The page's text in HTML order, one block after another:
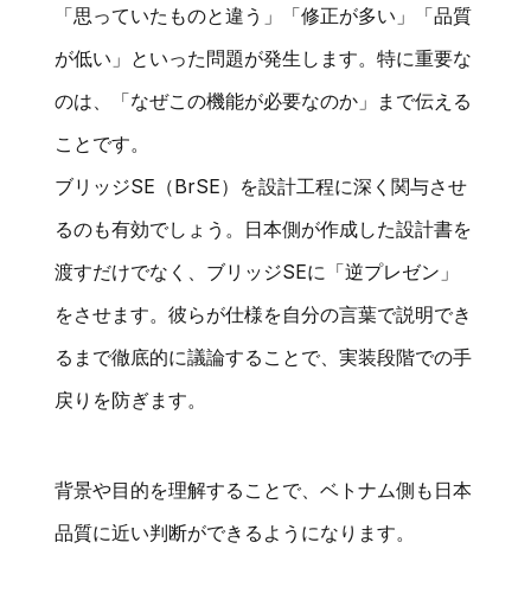
「思っていたものと違う」「修正が多い」「品質
が低い」といった問題が発生します。特に重要な
のは、「なぜこの機能が必要なのか」まで伝える
ことです。
ブリッジSE（BrSE）を設計工程に深く関与させ
るのも有効でしょう。日本側が作成した設計書を
渡すだけでなく、ブリッジSEに「逆プレゼン」
をさせます。彼らが仕様を自分の言葉で説明でき
るまで徹底的に議論することで、実装段階での手
戻りを防ぎます。
背景や目的を理解することで、ベトナム側も日本
品質に近い判断ができるようになります。